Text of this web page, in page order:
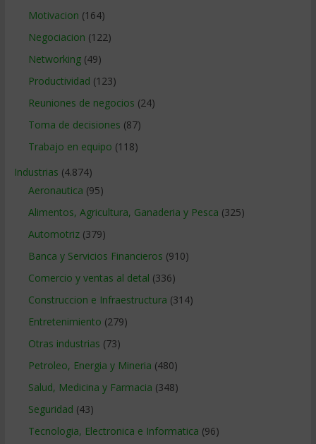
Motivacion (164)
Negociacion (122)
Networking(49)
Productividad (123)
Reuniones de negocios (24)
Toma de decisiones (87)
Trabajo en equipo (118)
Industrias (4.874)
Aeronautica (95)
Alimentos, Agricultura, Ganaderia y Pesca (325)
Automotriz(379)
Banca y Servicios Financieros (910)
Comercio y ventas al detal (336)
Construccion e Infraestructura (314)
Entretenimiento (279)
Otras industrias (73)
Petroleo, Energia y Mineria (480)
Salud, Medicina y Farmacia (348)
Seguridad (43)
Tecnologia, Electronica e Informatica (96)